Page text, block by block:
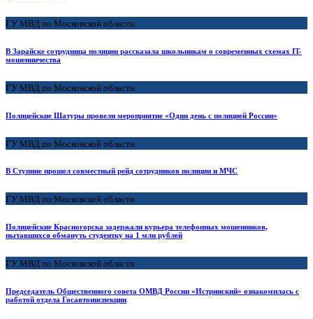
ГУ МВД по Московской области
В Зарайске сотрудница полиции рассказала школьникам о современных схемах IT-
мошенничества
ГУ МВД по Московской области
Полицейские Шатуры провели мероприятие «Один день с полицией России»
ГУ МВД по Московской области
В Ступине прошел совместный рейд сотрудников полиции и МЧС
ГУ МВД по Московской области
Полицейские Красногорска задержали курьера телефонных мошенников,
пытавшихся обмануть студентку на 1 млн рублей
ГУ МВД по Московской области
Председатель Общественного совета ОМВД России «Истринский» ознакомилась с
работой отдела Госавтоинспекции